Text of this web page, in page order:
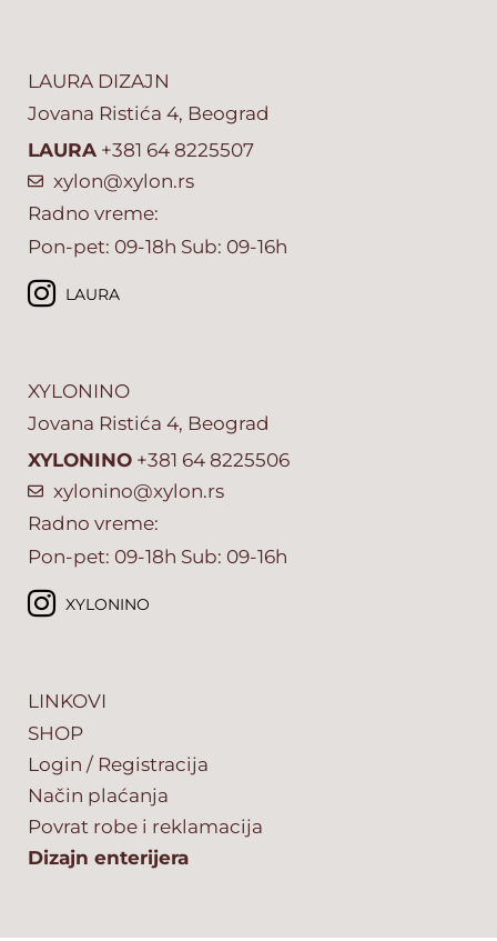
LAURA DIZAJN
Jovana Ristića 4, Beograd
LAURA +381 64 8225507
xylon@xylon.rs
Radno vreme:
Pon-pet: 09-18h Sub: 09-16h
LAURA
XYLONINO
Jovana Ristića 4, Beograd
XYLONINO +381 64 8225506
xylonino@xylon.rs
Radno vreme:
Pon-pet: 09-18h Sub: 09-16h
XYLONINO
LINKOVI
SHOP
Login / Registracija
Način plaćanja
Povrat robe i reklamacija
Dizajn enterijera